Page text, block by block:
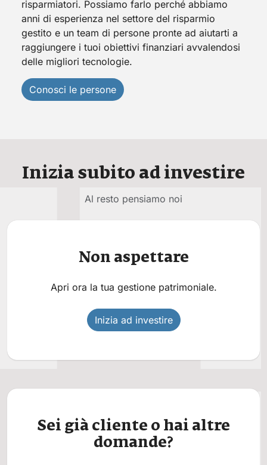
risparmiatori. Possiamo farlo perché abbiamo
anni di esperienza nel settore del risparmio
gestito e un team di persone pronte ad aiutarti a
raggiungere i tuoi obiettivi finanziari avvalendosi
delle migliori tecnologie.
Conosci le persone
Inizia subito ad investire
Al resto pensiamo noi
Non aspettare
Apri ora la tua gestione patrimoniale.
Inizia ad investire
Sei già cliente o hai altre
domande?